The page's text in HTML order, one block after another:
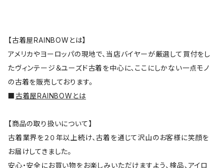
【古着屋RAINBOWとは】
アメリカやヨーロッパの現地で、当店バイヤーが厳選して買付をし
たヴィンテージ＆ユーズド古着を中心に、ここにしかない一点モノ
の古着を販売しております。
■古着屋RAINBOWとは
【商品の取り扱いについて】
古着業界を２０年以上続け、古着を通じて沢山のお客様に笑顔を
お届けしてきました。
安心・安全にお買い物をお楽しみいただけますよう、検品、アイロ